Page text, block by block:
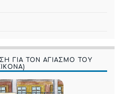
ΓΙΑ ΤΟΝ ΑΓΙΑΣΜΟ ΤΟΥ